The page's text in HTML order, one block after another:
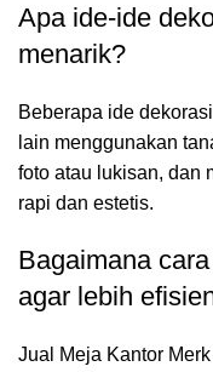
Apa ide-ide
menarik?
Beberapa ide
lain menggunakan
foto atau lukisan, dan
rapi dan estetis.
Bagaimana
agar lebih
Jual Meja Kantor